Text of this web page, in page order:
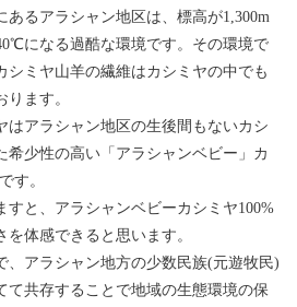
あるアラシャン地区は、標高が1,300m
になる過酷な環境です。その環境で
シミヤ山羊の繊維はカシミヤの中でも
ます。
はアラシャン地区の生後間もないカシ
希少性の高い「アラシャンベビー」カ
す。
すと、アラシャンベビーカシミヤ100%
体感できると思います。
、アラシャン地方の少数民族(元遊牧民)
て共存することで地域の生態環境の保